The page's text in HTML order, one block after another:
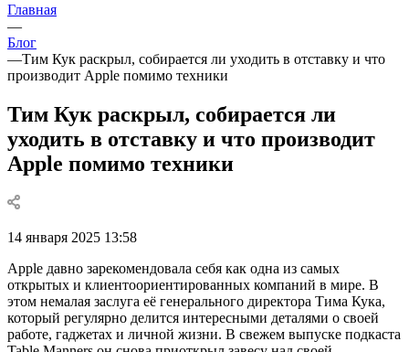
Главная
—
Блог
—Тим Кук раскрыл, собирается ли уходить в отставку и что
производит Apple помимо техники
Тим Кук раскрыл, собирается ли
уходить в отставку и что производит
Apple помимо техники
14 января 2025 13:58
Apple давно зарекомендовала себя как одна из самых
открытых и клиентоориентированных компаний в мире. В
этом немалая заслуга её генерального директора Тима Кука,
который регулярно делится интересными деталями о своей
работе, гаджетах и личной жизни. В свежем выпуске подкаста